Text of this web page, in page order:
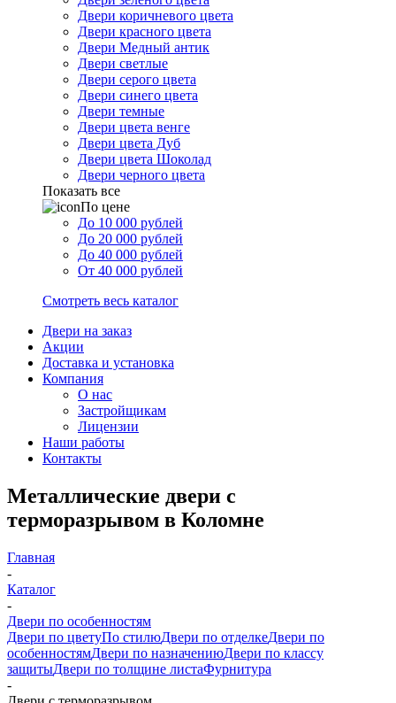
Двери коричневого цвета
Двери красного цвета
Двери Медный антик
Двери светлые
Двери серого цвета
Двери синего цвета
Двери темные
Двери цвета венге
Двери цвета Дуб
Двери цвета Шоколад
Двери черного цвета
Показать все
По цене
До 10 000 рублей
До 20 000 рублей
До 40 000 рублей
От 40 000 рублей
Смотреть весь каталог
Двери на заказ
Акции
Доставка и установка
Компания
О нас
Застройщикам
Лицензии
Наши работы
Контакты
Металлические двери с
терморазрывом в Коломне
Главная
-
Каталог
-
Двери по особенностям
Двери по цветуПо стилюДвери по отделкеДвери по
особенностямДвери по назначениюДвери по классу
защитыДвери по толщине листаФурнитура
-